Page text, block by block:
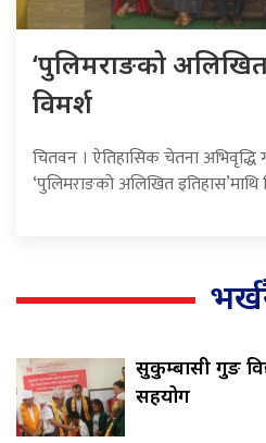
‘पुलिमराङको अलिखित
विमर्श
चितवन । ऐतिहासिक चेतना
‘पुलिमराङको अलिखित
सुकुम्बासी गुरुङ
सहयोग